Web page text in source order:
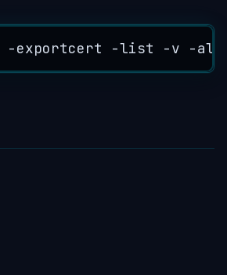
-exportcert -list -v -